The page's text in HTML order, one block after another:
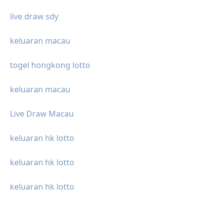
live draw sdy
keluaran macau
togel hongkong lotto
keluaran macau
Live Draw Macau
keluaran hk lotto
keluaran hk lotto
keluaran hk lotto